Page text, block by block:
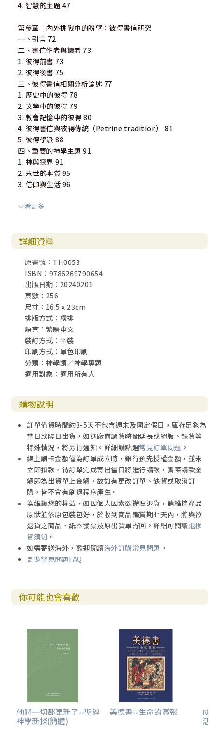
4. 智慧的主題 47
第參章｜內外挑戰中的盼望：彼得書信研究
一、引言 72
二、書信作者與讀者 73
1. 彼得前書 73
2. 彼得後書 75
三、彼得書信相關分析論述 77
1. 歷史中的彼得 78
2. 文學中的彼得 79
3. 教會記憶中的彼得 80
4. 彼得書信與彼得傳統（Petrine tradition） 81
5. 彼得學派 88
四、重要的神學主題 91
1. 神與靈界 91
2. 末世的本質 95
3. 信仰與生活 96
第肆章｜真理與愛心的建造：約翰書信研究
三、約翰書信相關分析論述 106
四、重要神學主題 109
1. 神與基督 109
2. 末世的本質 111
3. 信仰與生活 113
4. 真理與誡命 117
第伍章｜保守自己遠離汙穢：猶大書研究
一、引言 122
二、書信作者與讀者 123
三、猶大書相關分析論述 124
1. 修辭分析 124
2. 猶大書與其他書卷關連 126
1. 神與靈界 130
2. 末世的本質 132
4. 潔淨的意義 134
5. 保守自己在神的愛中 136
第陸章｜耶路撒冷使徒神學
一、引言 142
二、早期教會的歷史重建 143
1. 第一世紀基督教環境 143
2. 散居各處的讀者 149
3. 耶路撒冷使徒工作的地點 153
4. 正典重建觀點 158
5. 使徒行傳的歷史 167
三、大公書信間的文學聯繫 169
1. 雅各書與彼得前書 171
3. 彼得前後書與猶大書 174
4. 約翰書信之間 178
四、基督論為中心 181
彼得前書 231
彼得後書 235
約翰壹書 238
看更多
詳細資料
原書號：TH0053
ISBN：9786269790654
出版日期：20240201
頁數：256
尺寸：16.5 x 23cm
排版方式：橫排
語言：繁體中文
裝訂方式：平裝
印刷方式：單色印刷
分類：神學類／神學專題
適用對象：適用所有人
購物說明
訂單備貨時間約3-5天不包含週末及國定假日，庫存足夠為
當日或隔日出貨，如遇廠商調貨時間延長或絕版、缺貨等
特殊情況，將另行通知。詳細請點選常見訂單問題 。
線上刷卡金額僅為訂單成立時，銀行預先授權金額，並未
立即扣款，待訂單完成寄出當日將進行請款，實際請款金
額即為出貨單上金額，故如有更改訂單、缺貨或取消訂
購，皆不會有刷退程序產生。
為維護您的權益，如因個人因素欲辦理退貨，請維持產品
原狀並依原包裝包好，於收到商品鑑賞期七天內，將與欲
退貨之商品、紙本發票及原出貨單寄回。詳細可閱讀退換
貨須知 。
如需寄送海外，歡迎閱讀海外訂購常見問題 。
更多常見問題FAQ
你可能也會喜歡
他將一切都更新了--聖經
神學新探(簡體)
美德書--生命的賞報 成
活